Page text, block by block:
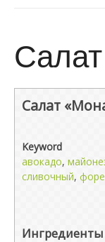
Салат
Keyword
авокадо,
сливочный,
Ингредиенты